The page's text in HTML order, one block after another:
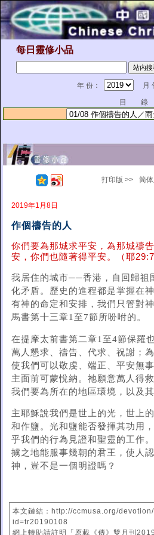
每日靈修小品
年 份：
月
目 錄
打印版 >> 简
2019年1月8日
作個禱告的人
你們要為那城求平安，為那城禱
安，你們也隨著得平安。（耶29:7
我居住的城市──香港，自回歸祖
化矛盾。歷史的進程都是掌握在
有神的命定和安排，我們只管對
馬書第十三章1至7節所吩咐的。
在提摩太前書第二章1至4節保羅
萬人懇求、禱告、代求、祝謝；
使我們可以敬虔、端正、平安無
主面前可蒙悅納。祂願意萬人得
我們要為所在的地區環境，以及
主耶穌說我們是世上的光，世上
和作鹽。光和鹽能否發揮其功用
乎我們的行為見證和聖靈的工作
擄之地能服事幾朝的君王，使人
神，豈不是一個明證嗎？
本文鏈結：http://ccmusa.org/
id=tr20190108
網上轉貼請註明「原載《傳》雙月刊